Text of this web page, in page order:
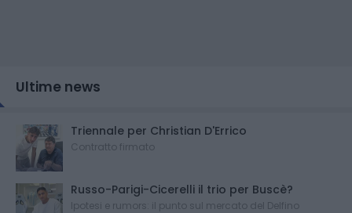
Ultime news
Triennale per Christian D'Errico
Contratto firmato
Russo-Parigi-Cicerelli il trio per Buscè?
Ipotesi e rumors: il punto sul mercato del Delfino